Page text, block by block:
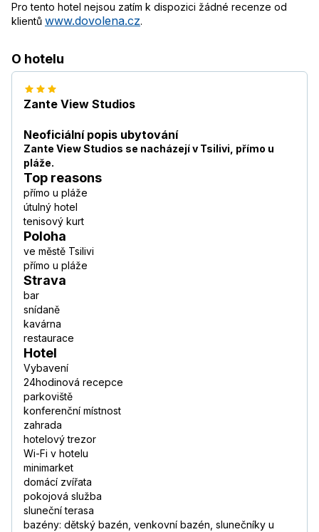
Pro tento hotel nejsou zatím k dispozici žádné recenze od
klientů www.dovolena.cz.
O hotelu
Zante View Studios
Neoficiální popis ubytování
Zante View Studios se nacházejí v Tsilivi, přímo u
pláže.
Top reasons
přímo u pláže
útulný hotel
tenisový kurt
Poloha
ve městě Tsilivi
přímo u pláže
Strava
bar
snídaně
kavárna
restaurace
Hotel
Vybavení
24hodinová recepce
parkoviště
konferenční místnost
zahrada
hotelový trezor
Wi-Fi v hotelu
minimarket
domácí zvířata
pokojová služba
sluneční terasa
bazény: dětský bazén, venkovní bazén, slunečníky u